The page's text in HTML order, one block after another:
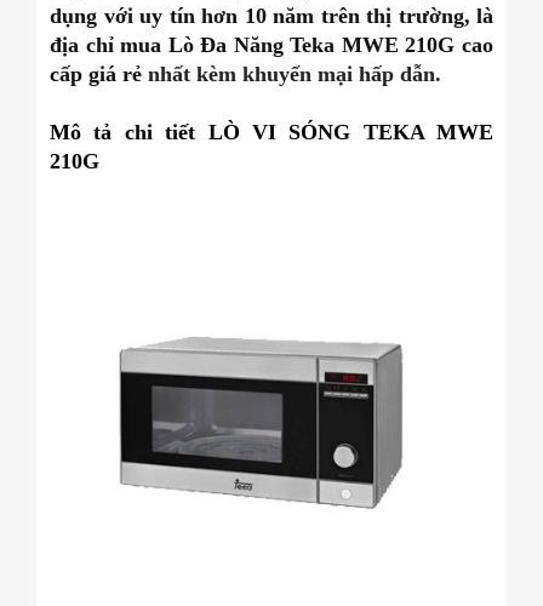
dụng với uy tín hơn 10 năm trên thị trường, là
địa chỉ mua Lò Đa Năng Teka MWE 210G cao
cấp giá rẻ nhất kèm khuyến mại hấp dẫn.
Mô tả chi tiết LÒ VI SÓNG TEKA MWE
210G